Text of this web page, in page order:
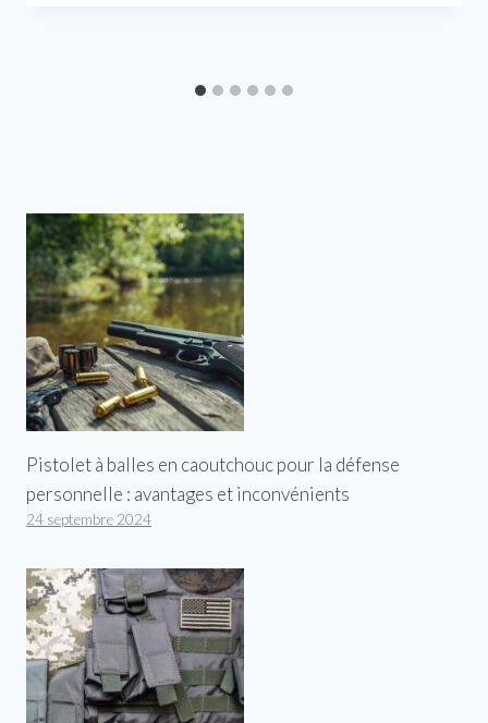
Pistolet à balles en caoutchouc pour la défense
personnelle : avantages et inconvénients
24 septembre 2024